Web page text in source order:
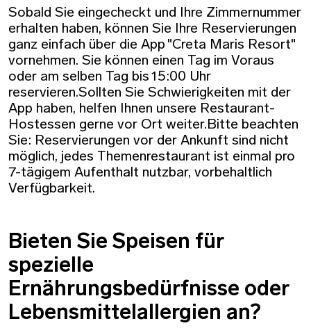
Sobald Sie eingecheckt und Ihre Zimmernummer
erhalten haben, können Sie Ihre Reservierungen
ganz einfach über die App "Creta Maris Resort"
vornehmen. Sie können einen Tag im Voraus
oder am selben Tag bis 15:00 Uhr
reservieren.Sollten Sie Schwierigkeiten mit der
App haben, helfen Ihnen unsere Restaurant-
Hostessen gerne vor Ort weiter.Bitte beachten
Sie: Reservierungen vor der Ankunft sind nicht
möglich, jedes Themenrestaurant ist einmal pro
7-tägigem Aufenthalt nutzbar, vorbehaltlich
Verfügbarkeit.
Bieten Sie Speisen für
spezielle
Ernährungsbedürfnisse oder
Lebensmittelallergien an?